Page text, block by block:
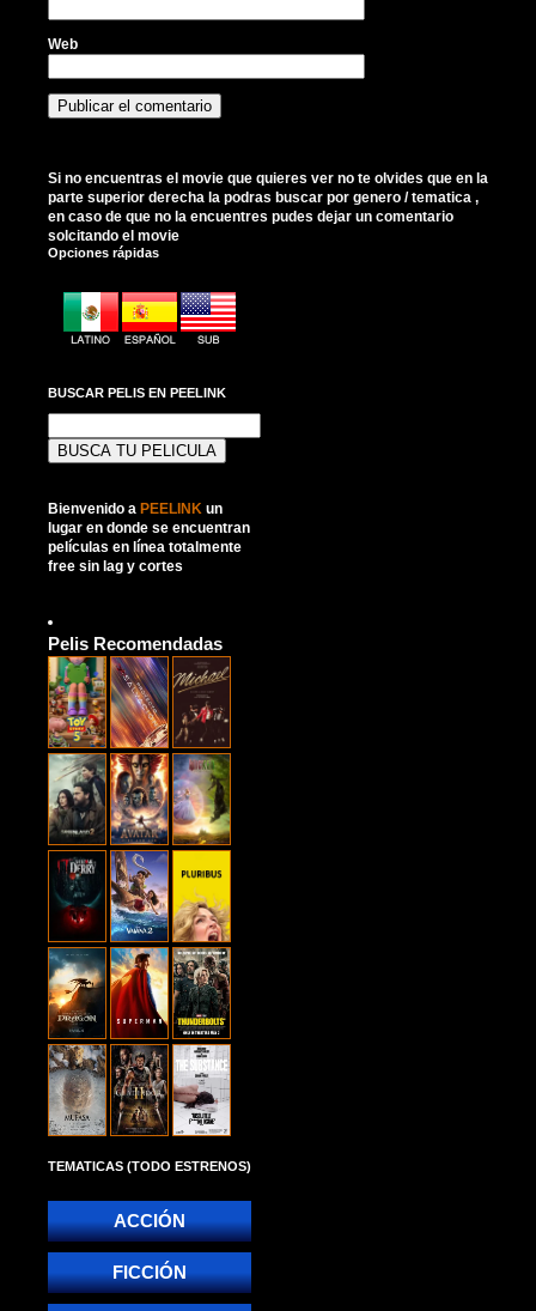
Web
Si no encuentras el movie que quieres ver no te olvides que en la
parte superior derecha la podras buscar por genero / tematica ,
en caso de que no la encuentres pudes dejar un comentario
solcitando el movie
Opciones rápidas
BUSCAR PELIS EN PEELINK
Bienvenido a PEELINK un
lugar en donde se encuentran
películas en línea totalmente
free sin lag y cortes
Pelis Recomendadas
TEMATICAS (TODO ESTRENOS)
ACCIÓN
FICCIÓN